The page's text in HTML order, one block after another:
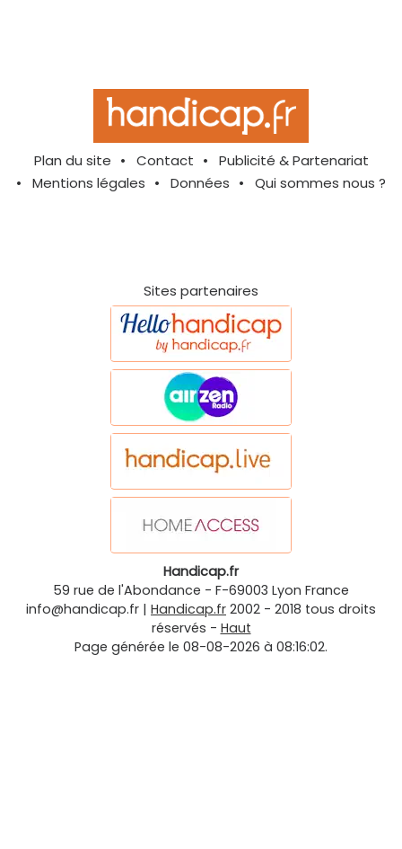
Plan du site Contact
Publicité & Partenariat
Mentions légales
Données Qui sommes nous ?
Sites partenaires
Handicap.fr
59 rue de l'Abondance - F-69003 Lyon France
info@handicap.fr | Handicap.fr 2002 - 2018 tous droits
réservés - Haut
Page générée le 08-08-2026 à 08:16:02.